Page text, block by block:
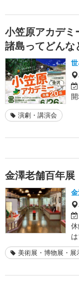
小笠原アカデ
諸島ってどんな
演劇・講演会
金澤老舗百年
美術展・博物展・展